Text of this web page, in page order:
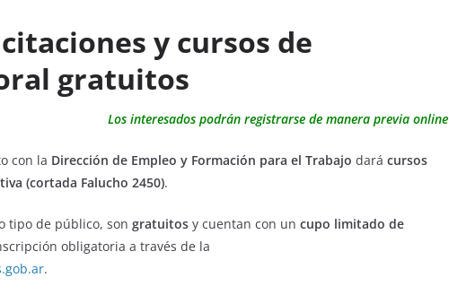
y cursos de
gratuitos
Los interesados podrán registrarse de manera previa online
con la Dirección de Empleo y Formación para el Trabajo dará cursos
(cortada Falucho 2450).
tipo de público, son gratuitos y cuentan con un cupo limitado de
obligatoria a través de la
.